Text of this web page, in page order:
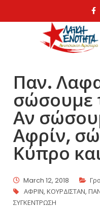
Παν.
σώσουμε
Αν
Αφρίν,
Κύπρο
March 12, 2018
ΑΦΡΙΝ,ΚΟΥΡΔΙΣΤΑΝ,
ΣΥΓΚΕΝΤΡΩΣΗ